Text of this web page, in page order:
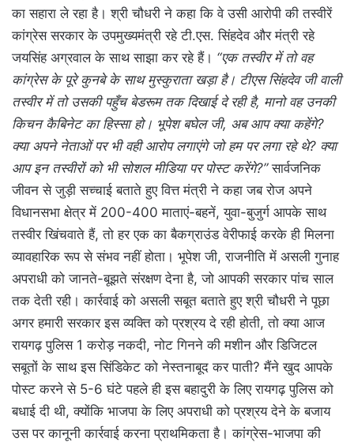
का सहारा ले रहा है। श्री चौधरी ने कहा कि वे उसी आरोपी की तस्वीरें
कांग्रेस सरकार के उपमुख्यमंत्री रहे टी.एस. सिंहदेव और मंत्री रहे
जयसिंह अग्रवाल के साथ साझा कर रहे हैं। “एक तस्वीर में तो वह
कांग्रेस के पूरे कुनबे के साथ मुस्कुराता खड़ा है। टीएस सिंहदेव जी वाली
तस्वीर में तो उसकी पहुँच बेडरूम तक दिखाई दे रही है, मानो वह उनकी
किचन कैबिनेट का हिस्सा हो। भूपेश बघेल जी, अब आप क्या कहेंगे?
क्या अपने नेताओं पर भी वही आरोप लगाएंगे जो हम पर लगा रहे थे? क्या
आप इन तस्वीरों को भी सोशल मीडिया पर पोस्ट करेंगे?”सार्वजनिक
जीवन से जुड़ी सच्चाई बताते हुए वित्त मंत्री ने कहा जब रोज अपने
विधानसभा क्षेत्र में 200-400 माताएं-बहनें, युवा-बुजुर्ग आपके साथ
तस्वीर खिंचवाते हैं, तो हर एक का बैकग्राउंड वेरीफाई करके ही मिलना
व्यावहारिक रूप से संभव नहीं होता। भूपेश जी, राजनीति में असली गुनाह
अपराधी को जानते-बूझते संरक्षण देना है, जो आपकी सरकार पांच साल
तक देती रही। कार्रवाई को असली सबूत बताते हुए श्री चौधरी ने पूछा
अगर हमारी सरकार इस व्यक्ति को प्रश्रय दे रही होती, तो क्या आज
रायगढ़ पुलिस 1 करोड़ नकदी, नोट गिनने की मशीन और डिजिटल
सबूतों के साथ इस सिंडिकेट को नेस्तनाबूद कर पाती? मैंने खुद आपके
पोस्ट करने से 5-6 घंटे पहले ही इस बहादुरी के लिए रायगढ़ पुलिस को
बधाई दी थी, क्योंकि भाजपा के लिए अपराधी को प्रश्रय देने के बजाय
उस पर कानूनी कार्रवाई करना प्राथमिकता है। कांग्रेस-भाजपा की